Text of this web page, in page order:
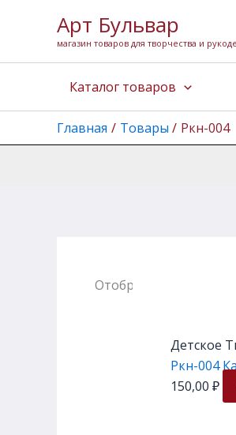
содержимому
Арт Бульвар
магазин товаров для творчества и
Каталог товаров
Главная Товары Ркн-004
Отображение
Детское
Ркн-004
150,00 ₽